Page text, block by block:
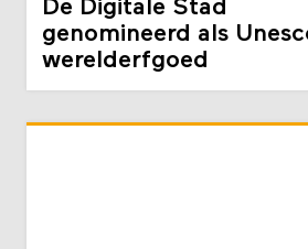
future heritage lab
De Digitale Stad
genomineerd als Unesco
werelderfgoed